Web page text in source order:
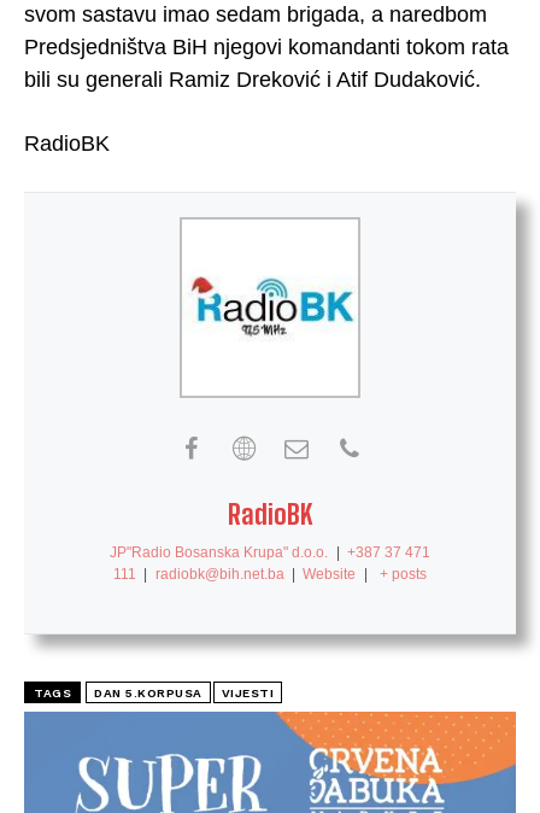
svom sastavu imao sedam brigada, a naredbom
Predsjedništva BiH njegovi komandanti tokom rata
bili su generali Ramiz Dreković i Atif Dudaković.
RadioBK
RadioBK
JP"Radio Bosanska Krupa" d.o.o. | +387 37 471
111
| radiobk@bih.net.ba | Website | + posts
TAGS DAN 5.KORPUSA VIJESTI